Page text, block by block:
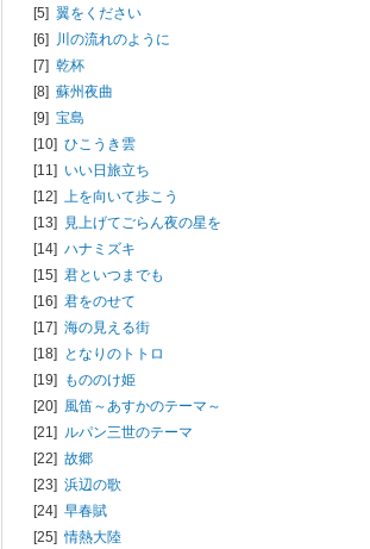
[5] 翼をください
[6] 川の流れのように
[7] 乾杯
[8] 蘇州夜曲
[9] 宝島
[10] ひこうき雲
[11] いい日旅立ち
[12] 上を向いて歩こう
[13] 見上げてごらん夜の星を
[14] ハナミズキ
[15] 君といつまでも
[16] 君をのせて
[17] 海の見える街
[18] となりのトトロ
[19] もののけ姫
[20] 風笛～あすかのテーマ～
[21] ルパン三世のテーマ
[22] 故郷
[23] 浜辺の歌
[24] 早春賦
[25]情熱大陸